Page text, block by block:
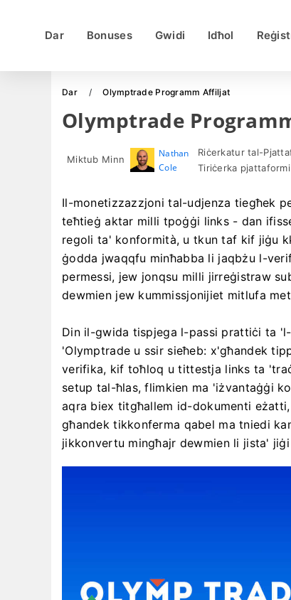
Dar Bonuses Gwidi Idħol
Dar Olymptrade Programm Affiljat
Olymptrade
Miktub Minn
Nathan
Cole
Riċerkatur tal-
Tiriċerka
Il-monetizzazzjoni tal-udjenza tiegħek
teħtieġ aktar milli tpoġġi links - dan
regoli ta' konformità, u tkun taf kif jiġu
ġodda jwaqqfu minħabba li jaqbżu l-
permessi, jew jonqsu milli jirreġistraw
dewmien jew kummissjonijiet mitlufa
Din il-gwida tispjega l-passi prattiċi ta
'Olymptrade u ssir sieħeb: x'għandek
verifika, kif toħloq u tittestja links ta
setup tal-ħlas, flimkien ma 'iżvantaġġi
aqra biex titgħallem id-dokumenti
għandek tikkonferma qabel ma tniedi
jikkonvertu mingħajr dewmien li jista'